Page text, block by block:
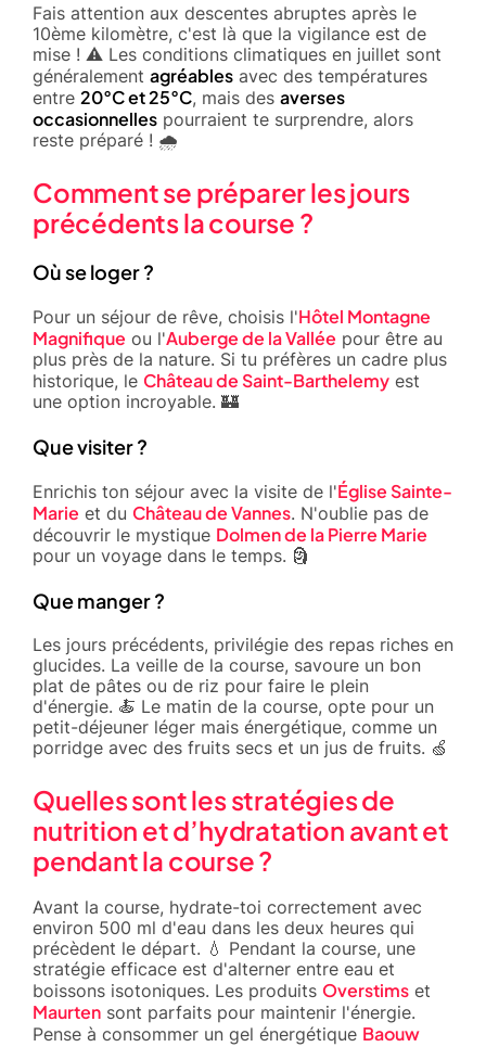
Fais attention aux descentes abruptes après le
10ème kilomètre, c'est là que la vigilance est de
mise ! ⚠️ Les conditions climatiques en juillet sont
généralement agréables avec des températures
entre 20°C et 25°C, mais des averses
occasionnelles pourraient te surprendre, alors
reste préparé ! 🌧️
Comment se préparer les jours
précédents la course ?
Où se loger ?
Pour un séjour de rêve, choisis l'Hôtel Montagne
Magnifique ou l'Auberge de la Vallée pour être au
plus près de la nature. Si tu préfères un cadre plus
historique, le Château de Saint-Barthelemy est
une option incroyable. 🏰
Que visiter ?
Enrichis ton séjour avec la visite de l'Église Sainte-
Marie et du Château de Vannes. N'oublie pas de
découvrir le mystique Dolmen de la Pierre Marie
pour un voyage dans le temps. 🗿
Que manger ?
Les jours précédents, privilégie des repas riches en
glucides. La veille de la course, savoure un bon
plat de pâtes ou de riz pour faire le plein
d'énergie. 🍝 Le matin de la course, opte pour un
petit-déjeuner léger mais énergétique, comme un
porridge avec des fruits secs et un jus de fruits. 🍏
Quelles sont les stratégies de
nutrition et d’hydratation avant et
pendant la course ?
Avant la course, hydrate-toi correctement avec
environ 500 ml d'eau dans les deux heures qui
précèdent le départ. 💧 Pendant la course, une
stratégie efficace est d'alterner entre eau et
boissons isotoniques. Les produits Overstims et
Maurten sont parfaits pour maintenir l'énergie.
Pense à consommer un gel énergétique Baouw